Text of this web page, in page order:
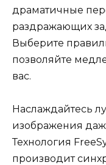
драматичные
раздражающих
Выберите
позволяйте
вас.
Наслаждайтесь
изображения
Технология
производит